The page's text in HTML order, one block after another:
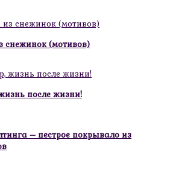
снежинок (мотивов)
после жизни!
– пестрое покрывало из